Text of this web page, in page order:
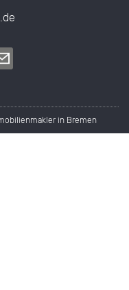
in Bremen